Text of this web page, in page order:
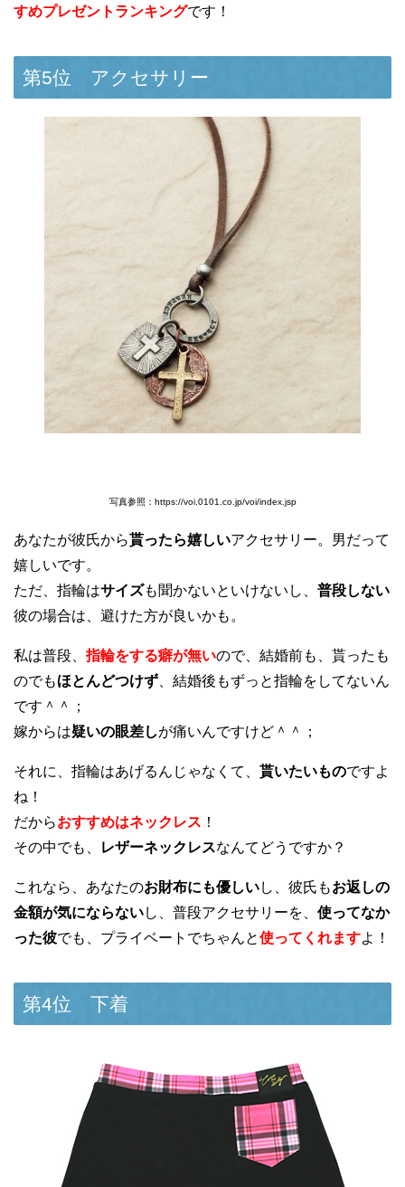
すめプレゼントランキングです！
第5位 アクセサリー
写真参照：https://voi.0101.co.jp/voi/index.jsp
あなたが彼氏から貰ったら嬉しいアクセサリー。男だって
嬉しいです。
ただ、指輪はサイズも聞かないといけないし、 普段しない
彼の場合は、避けた方が良いかも。
私は普段、指輪をする癖が無いので、結婚前も、貰ったも
のでもほとんどつけず 、結婚後もずっと指輪をしてないん
です＾＾；
嫁からは疑いの眼差しが痛いんですけど＾＾；
それに、指輪はあげるんじゃなくて、 貰いたいものですよ
ね！
だからおすすめはネックレス ！
その中でも、
レザーネックレスなんてどうですか？
これなら、あなたのお財布にも優しいし、彼氏もお返しの
金額が気にならないし、普段アクセサリーを、 使ってなか
った彼でも、プライベートでちゃんと使ってくれますよ！
第4位 下着